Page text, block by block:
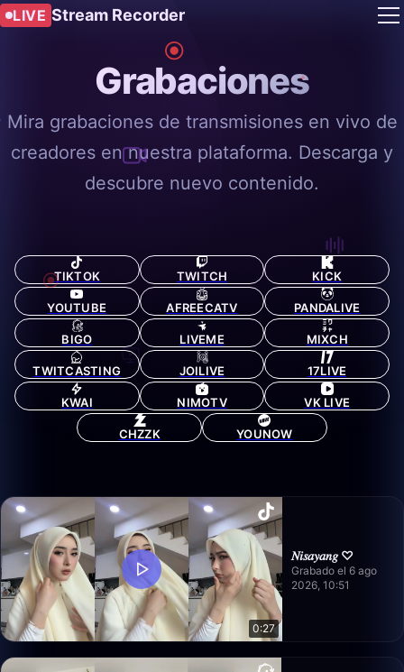
LIVE Stream Recorder
Grabaciones
Mira grabaciones de transmisiones en vivo de
creadores en nuestra plataforma. Descarga y
descubre nuevo contenido.
TIKTOK TWITCH KICK
YOUTUBE AFREECATV PANDALIVE
BIGO LIVEME MIXCH
TWITCASTING JOILIVE 17LIVE
KWAI NIMOTV VK LIVE
CHZZK YOUNOW
0:27
𝑁𝑖𝑠𝑎𝑦𝑎𝑛𝑔 ♡
Grabado el 6 ago
2026, 10:51